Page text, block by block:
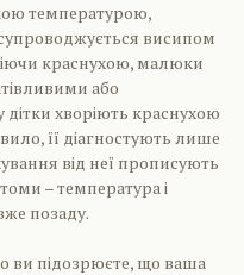
температурою,
висипом
краснухою, малюки
або
дітки хворіють краснухою
її діагностують лише
від неї прописують
– температура і
позаду.
ви підозрюєте, що ваша